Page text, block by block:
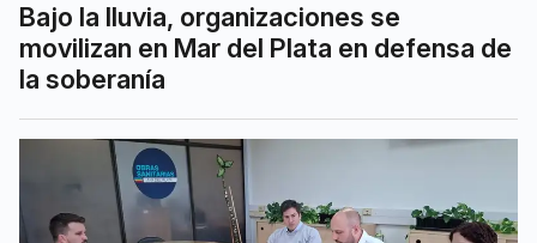
Bajo la lluvia, organizaciones se
movilizan en Mar del Plata en defensa de
la soberanía